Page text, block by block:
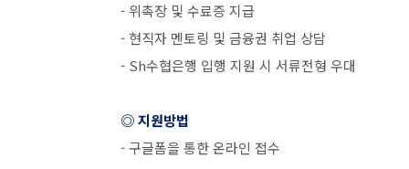
- 위촉장 및 수료증 지급
-현직자 멘토링 및 금융권 취업 상담
- Sh수협은행 입행 지원 시 서류전형 우대
◎ 지원방법
-구글폼을 통한 온라인 접수